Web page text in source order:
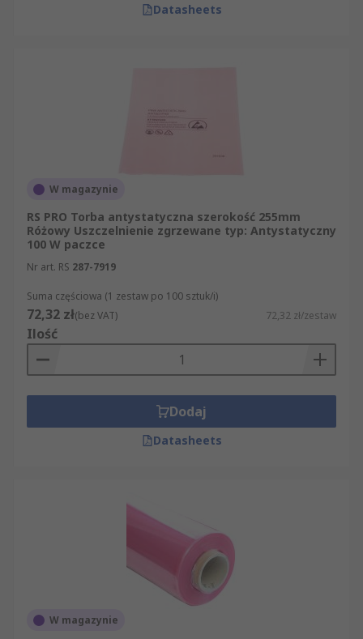
Datasheets
W magazynie
RS PRO Torba antystatyczna szerokość 255mm
Różowy Uszczelnienie zgrzewane typ: Antystatyczny
100 W paczce
Nr art. RS 287-7919
Suma częściowa (1 zestaw po 100 sztuk/i)
72,32 zł(bez VAT) 72,32 zł/zestaw
Ilość
Dodaj
Datasheets
W magazynie